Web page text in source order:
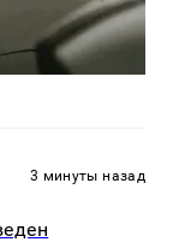
3 минуты назад